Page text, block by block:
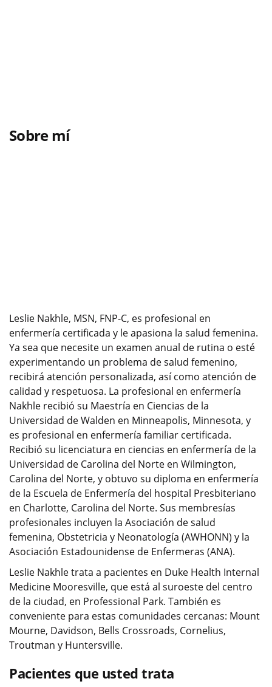
Sobre mí
Leslie Nakhle, MSN, FNP-C, es profesional en
enfermería certificada y le apasiona la salud femenina.
Ya sea que necesite un examen anual de rutina o esté
experimentando un problema de salud femenino,
recibirá atención personalizada, así como atención de
calidad y respetuosa. La profesional en enfermería
Nakhle recibió su Maestría en Ciencias de la
Universidad de Walden en Minneapolis, Minnesota, y
es profesional en enfermería familiar certificada.
Recibió su licenciatura en ciencias en enfermería de la
Universidad de Carolina del Norte en Wilmington,
Carolina del Norte, y obtuvo su diploma en enfermería
de la Escuela de Enfermería del hospital Presbiteriano
en Charlotte, Carolina del Norte. Sus membresías
profesionales incluyen la Asociación de salud
femenina, Obstetricia y Neonatología (AWHONN) y la
Asociación Estadounidense de Enfermeras (ANA).
Leslie Nakhle trata a pacientes en Duke Health Internal
Medicine Mooresville, que está al suroeste del centro
de la ciudad, en Professional Park. También es
conveniente para estas comunidades cercanas: Mount
Mourne, Davidson, Bells Crossroads, Cornelius,
Troutman y Huntersville.
Pacientes que usted trata